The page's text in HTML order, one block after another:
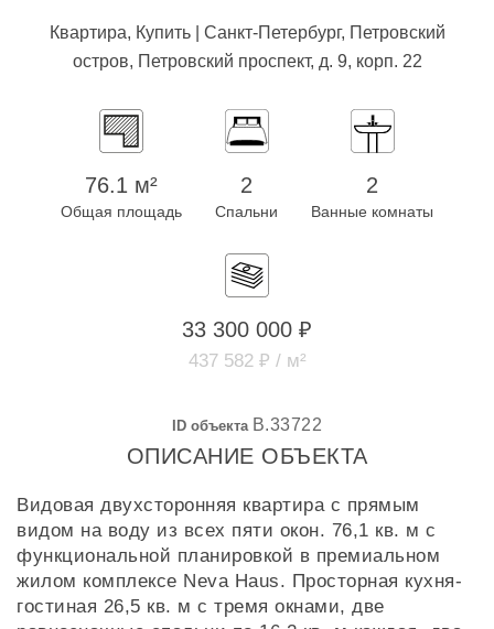
Квартира, Купить | Санкт-Петербург, Петровский
остров, Петровский проспект, д. 9, корп. 22
76.1 м²
Общая площадь
2
Спальни
2
Ванные комнаты
33 300 000 ₽
437 582 ₽ / м²
ID объекта B.33722
ОПИСАНИЕ ОБЪЕКТА
Видовая двухсторонняя квартира с прямым
видом на воду из всех пяти окон. 76,1 кв. м с
функциональной планировкой в премиальном
жилом комплексе Neva Haus. Просторная кухня-
гостиная 26,5 кв. м с тремя окнами, две